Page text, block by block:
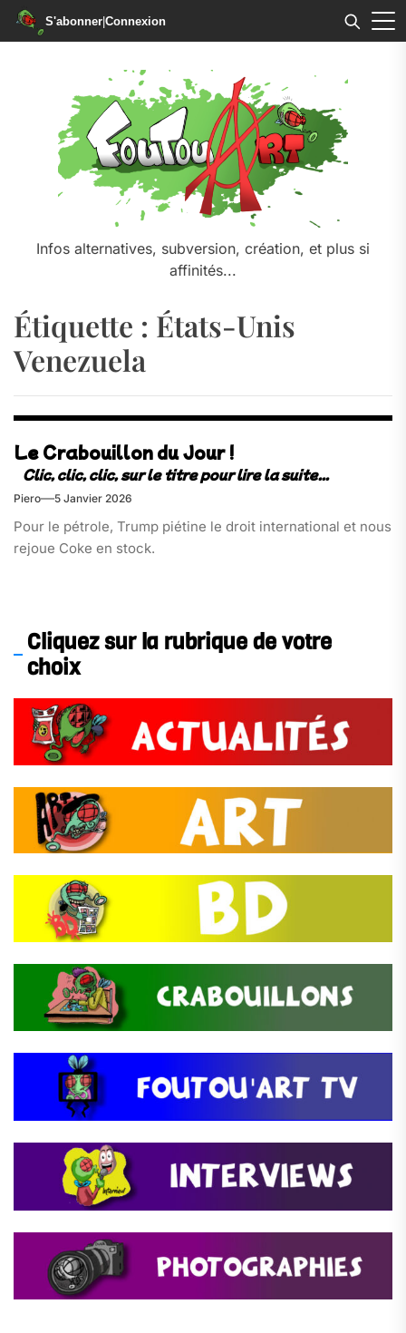
S'abonner|Connexion
Infos alternatives, subversion, création, et plus si
affinités...
Étiquette : États-Unis
Venezuela
Le Crabouillon du Jour !
Piero 5 Janvier 2026
Pour le pétrole, Trump piétine le droit international et nous
rejoue Coke en stock.
Cliquez sur la rubrique de votre
choix